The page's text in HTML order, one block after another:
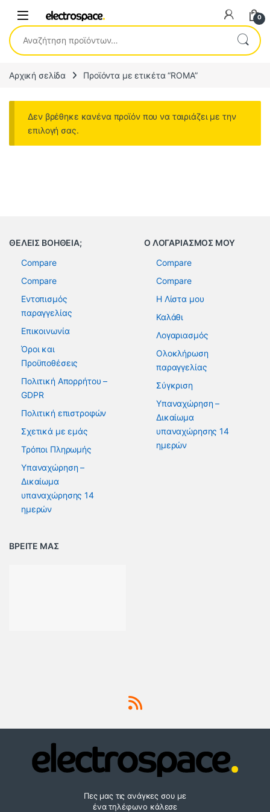
0
Αναζήτηση για:
Αρχική σελίδα Προϊόντα με ετικέτα “ROMA”
Δεν βρέθηκε κανένα προϊόν που να ταιριάζει με την
επιλογή σας.
ΘΕΛΕΙΣ ΒΟΗΘΕΙΑ;
Compare
Compare
Εντοπισμός
παραγγελίας
Επικοινωνία
Όροι και
Προϋποθέσεις
Πολιτική Απορρήτου –
GDPR
Πολιτική επιστροφών
Σχετικά με εμάς
Τρόποι Πληρωμής
Υπαναχώρηση –
Δικαίωμα
υπαναχώρησης 14
ημερών
Ο ΛΟΓΑΡΙΑΣΜΟΣ ΜΟΥ
Compare
Compare
Η Λίστα μου
Καλάθι
Λογαριασμός
Ολοκλήρωση
παραγγελίας
Σύγκριση
Υπαναχώρηση –
Δικαίωμα
υπαναχώρησης 14
ημερών
ΒΡΕΙΤΕ ΜΑΣ
Πες μας τις ανάγκες σου με
ένα τηλέφωνο κάλεσε